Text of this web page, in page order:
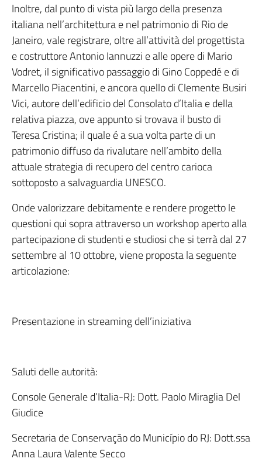
Inoltre, dal punto di vista più largo della presenza
italiana nell’architettura e nel patrimonio di Rio de
Janeiro, vale registrare, oltre all’attività del progettista
e costruttore Antonio Iannuzzi e alle opere di Mario
Vodret, il significativo passaggio di Gino Coppedé e di
Marcello Piacentini, e ancora quello di Clemente Busiri
Vici, autore dell’edificio del Consolato d’Italia e della
relativa piazza, ove appunto si trovava il busto di
Teresa Cristina; il quale é a sua volta parte di un
patrimonio diffuso da rivalutare nell’ambito della
attuale strategia di recupero del centro carioca
sottoposto a salvaguardia UNESCO.
Onde valorizzare debitamente e rendere progetto le
questioni qui sopra attraverso un workshop aperto alla
partecipazione di studenti e studiosi che si terrà dal 27
settembre al 10 ottobre, viene proposta la seguente
articolazione:
Presentazione in streaming dell’iniziativa
Saluti delle autorità:
Console Generale d’Italia-RJ: Dott. Paolo Miraglia Del
Giudice
Secretaria de Conservação do Município do RJ: Dott.ssa
Anna Laura Valente Secco